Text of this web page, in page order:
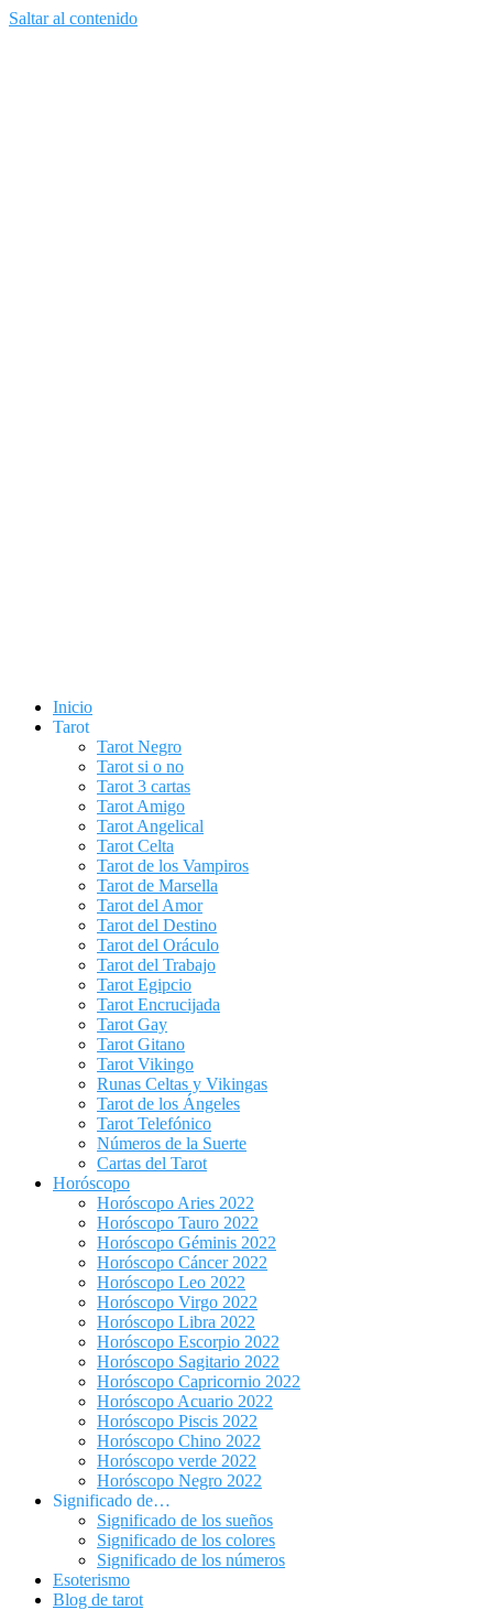
Saltar al contenido
Inicio
Tarot
Tarot Negro
Tarot si o no
Tarot 3 cartas
Tarot Amigo
Tarot Angelical
Tarot Celta
Tarot de los Vampiros
Tarot de Marsella
Tarot del Amor
Tarot del Destino
Tarot del Oráculo
Tarot del Trabajo
Tarot Egipcio
Tarot Encrucijada
Tarot Gay
Tarot Gitano
Tarot Vikingo
Runas Celtas y Vikingas
Tarot de los Ángeles
Tarot Telefónico
Números de la Suerte
Cartas del Tarot
Horóscopo
Horóscopo Aries 2022
Horóscopo Tauro 2022
Horóscopo Géminis 2022
Horóscopo Cáncer 2022
Horóscopo Leo 2022
Horóscopo Virgo 2022
Horóscopo Libra 2022
Horóscopo Escorpio 2022
Horóscopo Sagitario 2022
Horóscopo Capricornio 2022
Horóscopo Acuario 2022
Horóscopo Piscis 2022
Horóscopo Chino 2022
Horóscopo verde 2022
Horóscopo Negro 2022
Significado de…
Significado de los sueños
Significado de los colores
Significado de los números
Esoterismo
Blog de tarot